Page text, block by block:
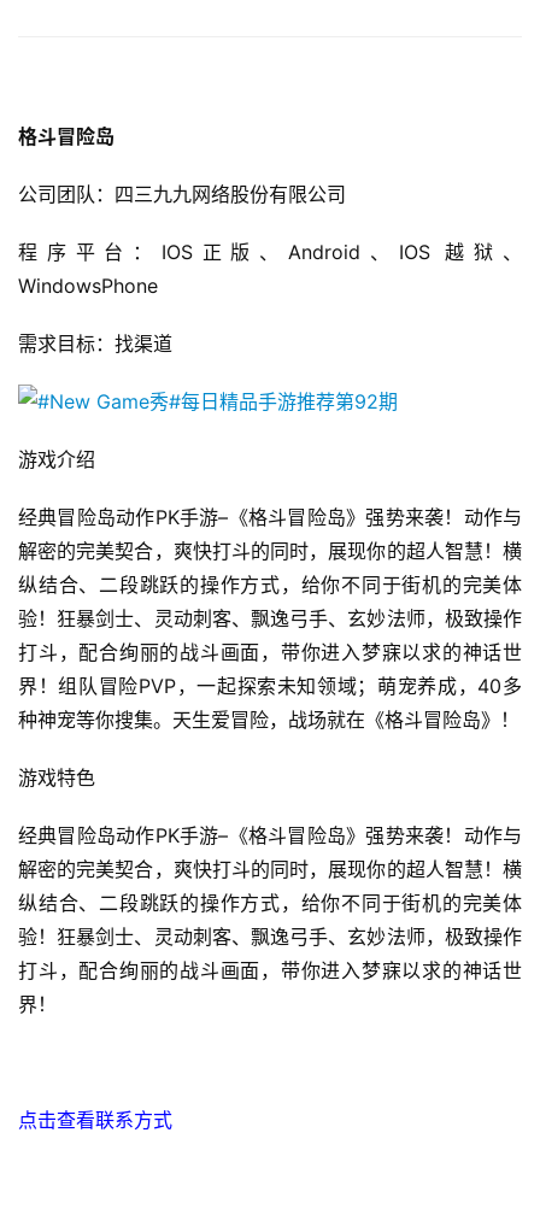
5
十
届
金
奖
7
3
0
日
游
茶
接
会
上
海
站
(
格斗冒险岛
公司团队：四三九九网络股份有限公司
程序平台：IOS正版、Android、IOS 越狱、
WindowsPhone
需求目标：找渠道
游戏介绍
经典冒险岛动作PK手游–《格斗冒险岛》强势来袭！动作与
解密的完美契合，爽快打斗的同时，展现你的超人智慧！横
纵结合、二段跳跃的操作方式，给你不同于街机的完美体
验！狂暴剑士、灵动刺客、飘逸弓手、玄妙法师，极致操作
打斗，配合绚丽的战斗画面，带你进入梦寐以求的神话世
界！组队冒险PVP，一起探索未知领域；萌宠养成，40多
种神宠等你搜集。天生爱冒险，战场就在《格斗冒险岛》！
游戏特色
经典冒险岛动作PK手游–《格斗冒险岛》强势来袭！动作与
解密的完美契合，爽快打斗的同时，展现你的超人智慧！横
纵结合、二段跳跃的操作方式，给你不同于街机的完美体
验！狂暴剑士、灵动刺客、飘逸弓手、玄妙法师，极致操作
打斗，配合绚丽的战斗画面，带你进入梦寐以求的神话世
界！
点击查看联系方式